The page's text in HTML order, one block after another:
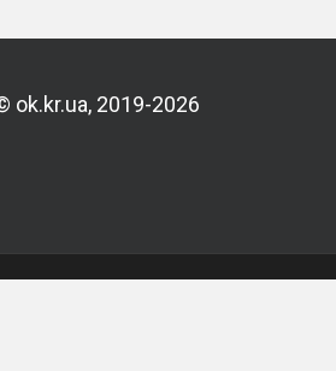
ok.kr.ua, 2019-2026